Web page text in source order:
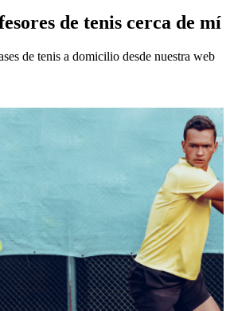
de tenis cerca de mí
de tenis a domicilio desde nuestra web